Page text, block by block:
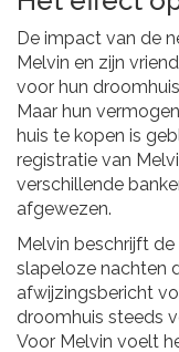
De impact van de
Melvin en zijn
voor hun
Maar hun
huis te kopen is
registratie van
verschillende
afgewezen.
Melvin beschrijft
slapeloze nachten
afwijzingsbericht
droomhuis steeds
Voor Melvin voelt